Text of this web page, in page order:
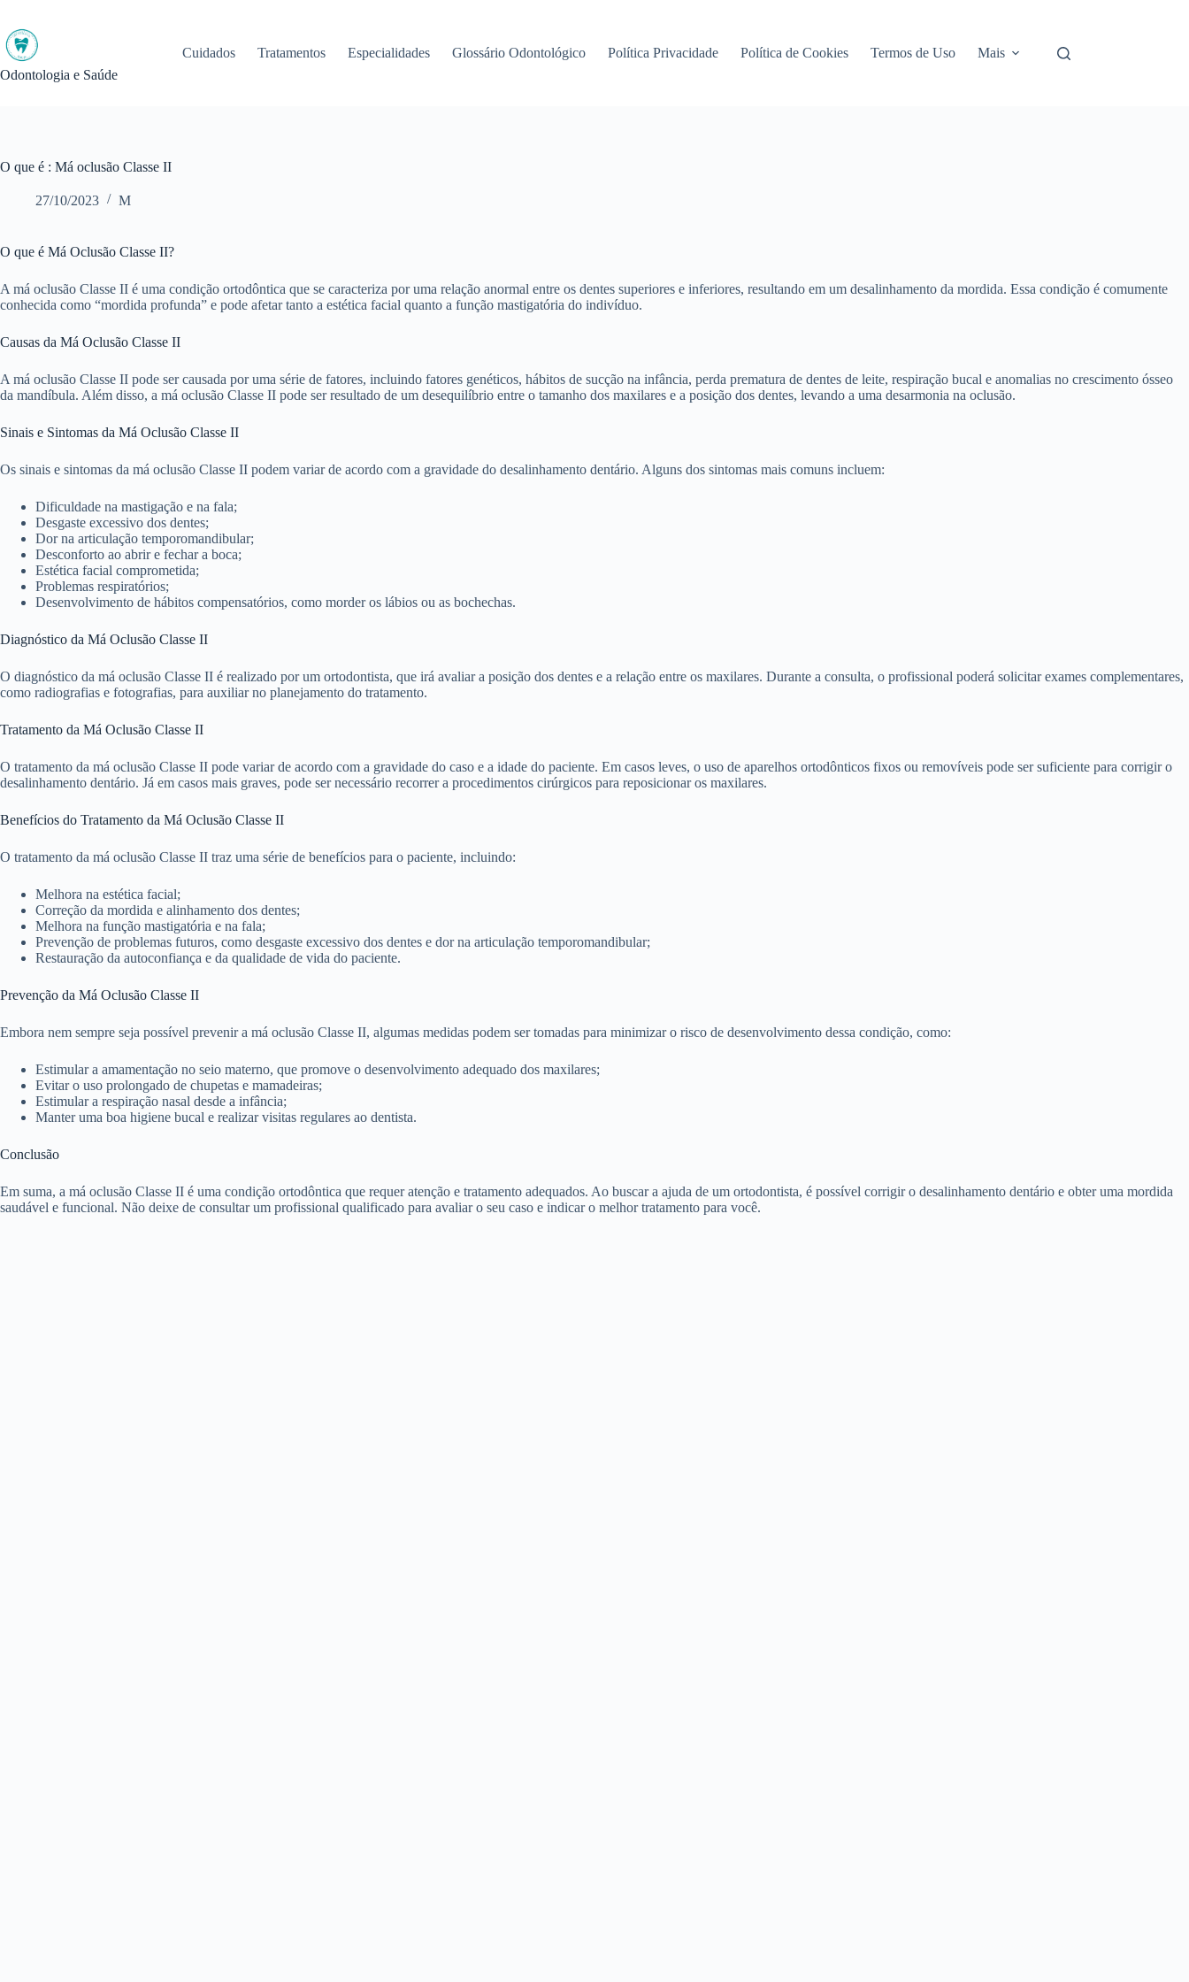
conteúdo
Odontologia e Saúde
Cuidados Tratamentos Especialidades Glossário Odontológico Política Privacidade Política de Cookies Termos de Uso Mais
O que é : Má oclusão Classe II
27/10/2023 M
O que é Má Oclusão Classe II?
A má oclusão Classe II é uma condição ortodôntica que se caracteriza por uma relação anormal entre os dentes superiores e inferiores, resultando em um desalinhamento da mordida. Essa condição é comumente
conhecida como “mordida profunda” e pode afetar tanto a estética facial quanto a função mastigatória do indivíduo.
Causas da Má Oclusão Classe II
A má oclusão Classe II pode ser causada por uma série de fatores, incluindo fatores genéticos, hábitos de sucção na infância, perda prematura de dentes de leite, respiração bucal e anomalias no crescimento ósseo
da mandíbula. Além disso, a má oclusão Classe II pode ser resultado de um desequilíbrio entre o tamanho dos maxilares e a posição dos dentes, levando a uma desarmonia na oclusão.
Sinais e Sintomas da Má Oclusão Classe II
Os sinais e sintomas da má oclusão Classe II podem variar de acordo com a gravidade do desalinhamento dentário. Alguns dos sintomas mais comuns incluem:
Dificuldade na mastigação e na fala;
Desgaste excessivo dos dentes;
Dor na articulação temporomandibular;
Desconforto ao abrir e fechar a boca;
Estética facial comprometida;
Problemas respiratórios;
Desenvolvimento de hábitos compensatórios, como morder os lábios ou as bochechas.
Diagnóstico da Má Oclusão Classe II
O diagnóstico da má oclusão Classe II é realizado por um ortodontista, que irá avaliar a posição dos dentes e a relação entre os maxilares. Durante a consulta, o profissional poderá solicitar exames complementares,
como radiografias e fotografias, para auxiliar no planejamento do tratamento.
Tratamento da Má Oclusão Classe II
O tratamento da má oclusão Classe II pode variar de acordo com a gravidade do caso e a idade do paciente. Em casos leves, o uso de aparelhos ortodônticos fixos ou removíveis pode ser suficiente para corrigir o
desalinhamento dentário. Já em casos mais graves, pode ser necessário recorrer a procedimentos cirúrgicos para reposicionar os maxilares.
Benefícios do Tratamento da Má Oclusão Classe II
O tratamento da má oclusão Classe II traz uma série de benefícios para o paciente, incluindo:
Melhora na estética facial;
Correção da mordida e alinhamento dos dentes;
Melhora na função mastigatória e na fala;
Prevenção de problemas futuros, como desgaste excessivo dos dentes e dor na articulação temporomandibular;
Restauração da autoconfiança e da qualidade de vida do paciente.
Prevenção da Má Oclusão Classe II
Embora nem sempre seja possível prevenir a má oclusão Classe II, algumas medidas podem ser tomadas para minimizar o risco de desenvolvimento dessa condição, como:
Estimular a amamentação no seio materno, que promove o desenvolvimento adequado dos maxilares;
Evitar o uso prolongado de chupetas e mamadeiras;
Estimular a respiração nasal desde a infância;
Manter uma boa higiene bucal e realizar visitas regulares ao dentista.
Conclusão
Em suma, a má oclusão Classe II é uma condição ortodôntica que requer atenção e tratamento adequados. Ao buscar a ajuda de um ortodontista, é possível corrigir o desalinhamento dentário e obter uma mordida
saudável e funcional. Não deixe de consultar um profissional qualificado para avaliar o seu caso e indicar o melhor tratamento para você.